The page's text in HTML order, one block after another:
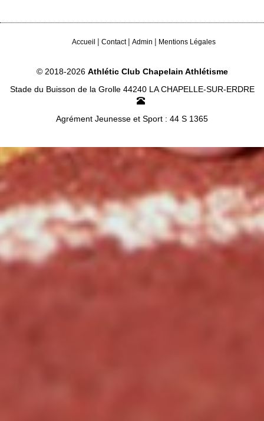
Accueil |Contact|Admin | Mentions Légales
© 2018-2026 Athlétic Club Chapelain Athlétisme
Stade du Buisson de la Grolle 44240 LA CHAPELLE-SUR-ERDRE
Agrément Jeunesse et Sport : 44 S 1365